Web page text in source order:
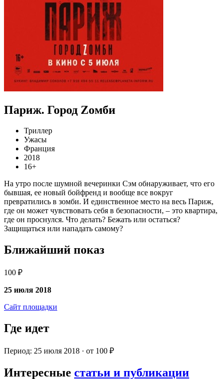
Париж. Город Zомби
Триллер
Ужасы
Франция
2018
16+
На утро после шумной вечеринки Сэм обнаруживает, что его
бывшая, ее новый бойфренд и вообще все вокруг
превратились в зомби. И единственное место на весь Париж,
где он может чувствовать себя в безопасности, – это квартира,
где он проснулся. Что делать? Бежать или остаться?
Защищаться или нападать самому?
Ближайший показ
100 ₽
25 июля 2018
Сайт площадки
Где идет
Период: 25 июля 2018 · от 100 ₽
Интересные статьи и публикации